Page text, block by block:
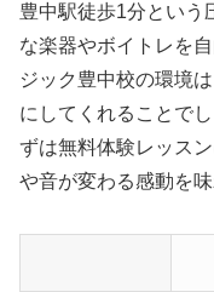
豊中駅徒歩1分という
な楽器やボイトレを
ジック豊中校の環境
にしてくれることで
ずは無料体験レッス
や音が変わる感動を